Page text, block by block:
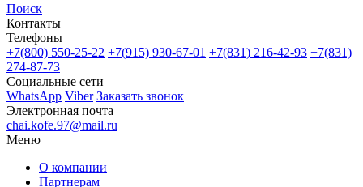
Поиск
Контакты
Телефоны
+7(800) 550-25-22 +7(915) 930-67-01 +7(831) 216-42-93 +7(831)
274-87-73
Социальные сети
WhatsApp Viber Заказать звонок
Электронная почта
chai.kofe.97@mail.ru
Меню
О компании
Партнерам